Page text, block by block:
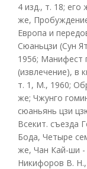
4 изд., т. 18;
же,
Европа и
Сюаньцзи (Сун
1956; Манифест
(извлечение), в
т. 1, М., 1960;
же; Чжунго
сюаньянь цзи
Всекит. съезда
Бода, Четыре
же, Чан Кай-ши -
Никифоров В.